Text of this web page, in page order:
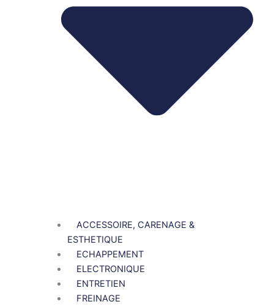
ACCESSOIRE, CARENAGE &
ESTHETIQUE
ECHAPPEMENT
ELECTRONIQUE
ENTRETIEN
FREINAGE